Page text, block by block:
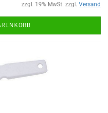
zzgl. 19% MwSt. zzgl. Versand